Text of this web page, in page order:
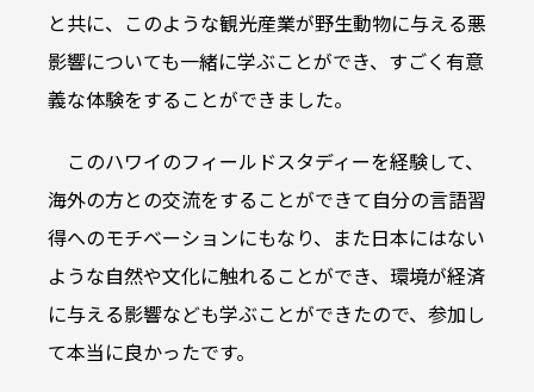
と共に、このような観光産業が野生動物に与える悪
影響についても一緒に学ぶことができ、すごく有意
義な体験をすることができました。
このハワイのフィールドスタディーを経験して、
海外の方との交流をすることができて自分の言語習
得へのモチベーションにもなり、また日本にはない
ような自然や文化に触れることができ、環境が経済
に与える影響なども学ぶことができたので、参加し
て本当に良かったです。